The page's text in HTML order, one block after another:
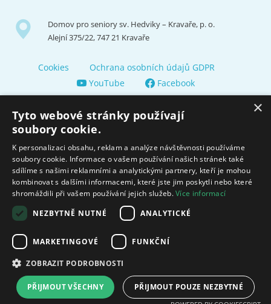
Domov pro seniory sv. Hedviky – Kravaře, p. o.
Alejní 375/22, 747 21 Kravaře
Cookies
Ochrana osobních údajů GDPR
YouTube
Facebook
Zřizuje a finančně nás podporuje Město Kravaře
Moravskoslezský kraj poskytuje dotaci na zajištění sociálních
služeb.
Ministerstvo práce
© 2009 - 2026 Domov pro seniory sv. Hedviky Created byFajnyWEB.cz
×
Tyto webové stránky používají
soubory cookie.
K personalizaci obsahu, reklam a analýze návštěvnosti používáme
soubory cookie. Informace o vašem používání našich stránek také
sdílíme s našimi reklamními a analytickými partnery, kteří je mohou
kombinovat s dalšími informacemi, které jste jim poskytli nebo které
shromáždili při vašem používání jejich služeb.Více informací
NEZBYTNĚ NUTNÉ
ANALYTICKÉ
MARKETINGOVÉ FUNKČNÍ
ZOBRAZIT PODROBNOSTI
PŘIJMOUT VŠECHNY PŘIJMOUT POUZE NEZBYTNÉ